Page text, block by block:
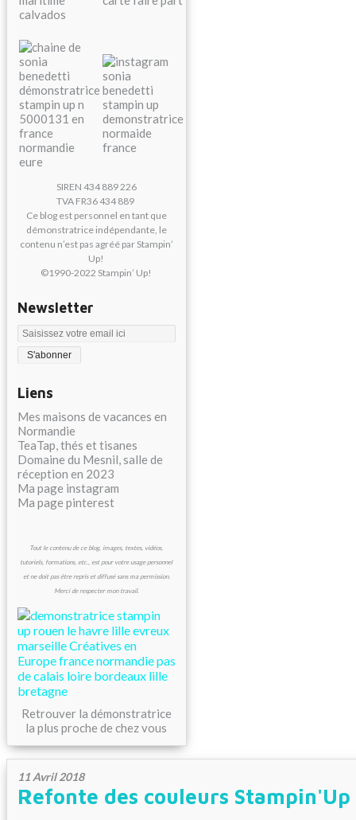
SIREN 434 889 226
TVA FR36 434 889
Ce blog est personnel en tant que
démonstratrice indépendante, le
contenu n’est pas agréé par Stampin’
Up!
©1990-2022 Stampin’ Up!
Newsletter
Liens
Mes maisons de vacances en
Normandie
TeaTap, thés et tisanes
Domaine du Mesnil, salle de
réception en 2023
Ma page instagram
Ma page pinterest
Tout le contenu de ce blog, images, textes, vidéos,
tutoriels, formations, etc., est pour votre usage personnel
et ne doit pas être repris et diffusé sans ma permission.
Merci de respecter mon travail.
Retrouver la démonstratrice
la plus proche de chez vous
11 Avril 2018
Refonte des couleurs Stampin'Up